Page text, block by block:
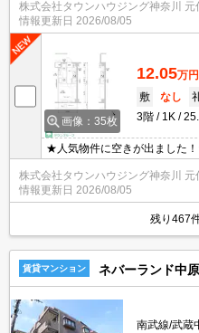
Mでのご相談も承ります★
株式会社タウンハウジング神奈川 元
情報更新日 2026/08/05
画像：35枚
12.05万円
敷
なし
3階
1K
★人気物件に空きが出ました
様の物件も含めて気になる物
Mでのご相談も承ります★
株式会社タウンハウジング神奈川 元
情報更新日 2026/08/05
残り467
賃貸マンション ネバーランド中原
南武線/武蔵